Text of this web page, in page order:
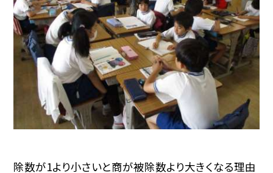
除数が1より小さいと商が被除数より大きくなる理由